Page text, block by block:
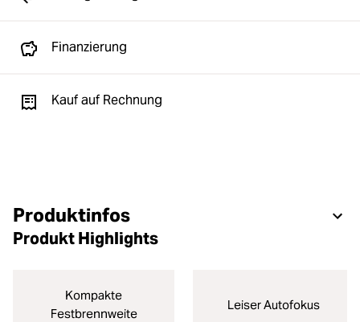
Finanzierung
Kauf auf Rechnung
Produktinfos
Produkt Highlights
Kompakte
Festbrennweite
Leiser Autofokus